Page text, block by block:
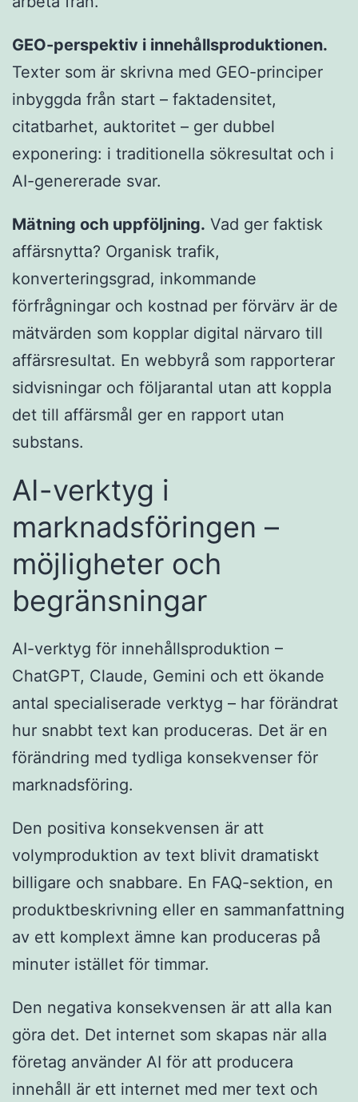
GEO-perspektiv i innehållsproduktionen.
Texter som är skrivna med GEO-principer
inbyggda från start – faktadensitet,
citatbarhet, auktoritet – ger dubbel
exponering: i traditionella sökresultat och i
AI-genererade svar.
Mätning och uppföljning. Vad ger faktisk
affärsnytta? Organisk trafik,
konverteringsgrad, inkommande
förfrågningar och kostnad per förvärv är de
mätvärden som kopplar digital närvaro till
affärsresultat. En webbyrå som rapporterar
sidvisningar och följarantal utan att koppla
det till affärsmål ger en rapport utan
substans.
AI-verktyg i
marknadsföringen –
möjligheter och
begränsningar
AI-verktyg för innehållsproduktion –
ChatGPT, Claude, Gemini och ett ökande
antal specialiserade verktyg – har förändrat
hur snabbt text kan produceras. Det är en
förändring med tydliga konsekvenser för
marknadsföring.
Den positiva konsekvensen är att
volymproduktion av text blivit dramatiskt
billigare och snabbare. En FAQ-sektion, en
produktbeskrivning eller en sammanfattning
av ett komplext ämne kan produceras på
minuter istället för timmar.
Den negativa konsekvensen är att alla kan
göra det. Det internet som skapas när alla
företag använder AI för att producera
innehåll är ett internet med mer text och